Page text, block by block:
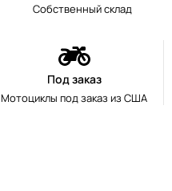
Собственный склад
Под заказ
Мотоциклы под заказ из США